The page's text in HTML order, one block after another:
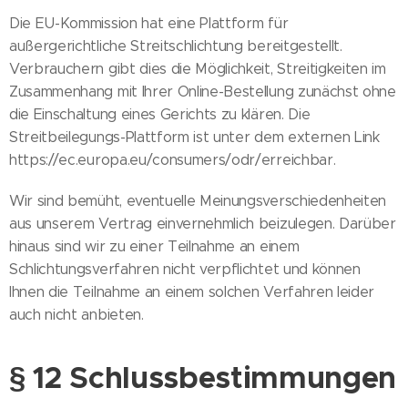
Die EU-Kommission hat eine Plattform für
außergerichtliche Streitschlichtung bereitgestellt.
Verbrauchern gibt dies die Möglichkeit, Streitigkeiten im
Zusammenhang mit Ihrer Online-Bestellung zunächst ohne
die Einschaltung eines Gerichts zu klären. Die
Streitbeilegungs-Plattform ist unter dem externen Link
https://ec.europa.eu/consumers/odr/erreichbar.
Wir sind bemüht, eventuelle Meinungsverschiedenheiten
aus unserem Vertrag einvernehmlich beizulegen. Darüber
hinaus sind wir zu einer Teilnahme an einem
Schlichtungsverfahren nicht verpflichtet und können
Ihnen die Teilnahme an einem solchen Verfahren leider
auch nicht anbieten.
§ 12 Schlussbestimmungen